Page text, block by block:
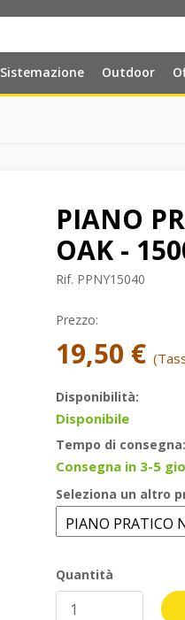
Sistemazione Outdoor
PIANO
OAK -
Rif. PPNY15040
Prezzo:
19,50 €
Disponibilità:
Disponibile
Tempo di consegna:
Consegna in 3-5
Seleziona un altro
Quantità